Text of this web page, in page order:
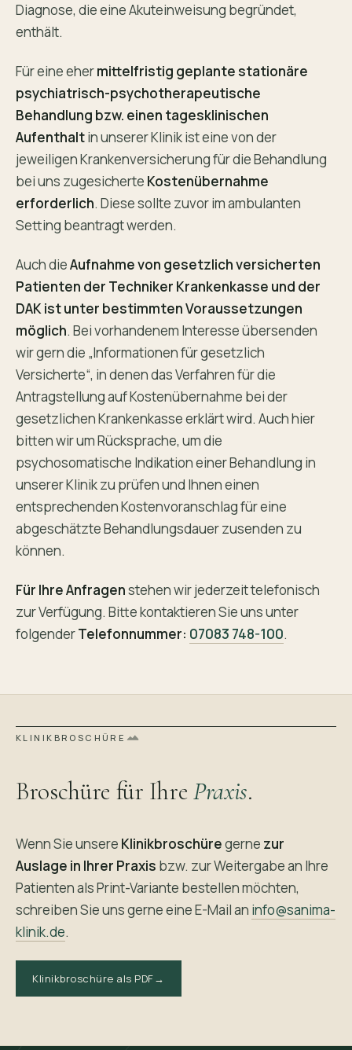
Diagnose, die eine Akuteinweisung begründet,
enthält.
Für eine ehermittelfristig geplante stationäre
psychiatrisch-psychotherapeutische
Behandlung bzw. einen tagesklinischen
Aufenthaltin unserer Klinik ist eine von der
jeweiligen Krankenversicherung für die Behandlung
bei uns zugesicherte Kostenübernahme
erforderlich. Diese sollte zuvor im ambulanten
Setting beantragt werden.
Auch dieAufnahme von gesetzlich versicherten
Patienten der Techniker Krankenkasse und der
DAK ist unter bestimmten Voraussetzungen
möglich. Bei vorhandenem Interesse übersenden
wir gern die „Informationen für gesetzlich
Versicherte“, in denen das Verfahren für die
Antragstellung auf Kostenübernahme bei der
gesetzlichen Krankenkasse erklärt wird. Auch hier
bitten wir um Rücksprache, um die
psychosomatische Indikation einer Behandlung in
unserer Klinik zu prüfen und Ihnen einen
entsprechenden Kostenvoranschlag für eine
abgeschätzte Behandlungsdauer zusenden zu
können.
Für Ihre Anfragenstehen wir jederzeit telefonisch
zur Verfügung. Bitte kontaktieren Sie uns unter
folgenderTelefonnummer: 07083 748-100.
KLINIKBROSCHÜRE
Broschüre für Ihre Praxis.
Wenn Sie unsere Klinikbroschüregerne zur
Auslage in Ihrer Praxis bzw. zur Weitergabe an Ihre
Patienten als Print-Variante bestellen möchten,
schreiben Sie uns gerne eine E-Mail an info@sanima-
klinik.de.
Klinikbroschüre als PDF→